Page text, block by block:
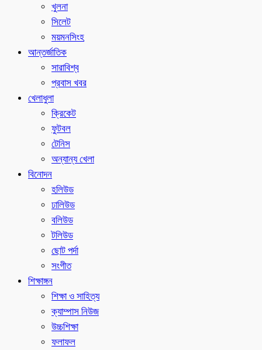
খুলনা
সিলেট
ময়মনসিংহ
আন্তর্জাতিক
সারাবিশ্ব
প্রবাস খবর
খেলাধুলা
ক্রিকেট
ফুটবল
টেনিস
অন্যান্য খেলা
বিনোদন
হলিউড
ঢালিউড
বলিউড
টলিউড
ছোট পর্দা
সংগীত
শিক্ষাঙ্গন
শিক্ষা ও সাহিত্য
ক্যাম্পাস নিউজ
উচ্চশিক্ষা
ফলাফল